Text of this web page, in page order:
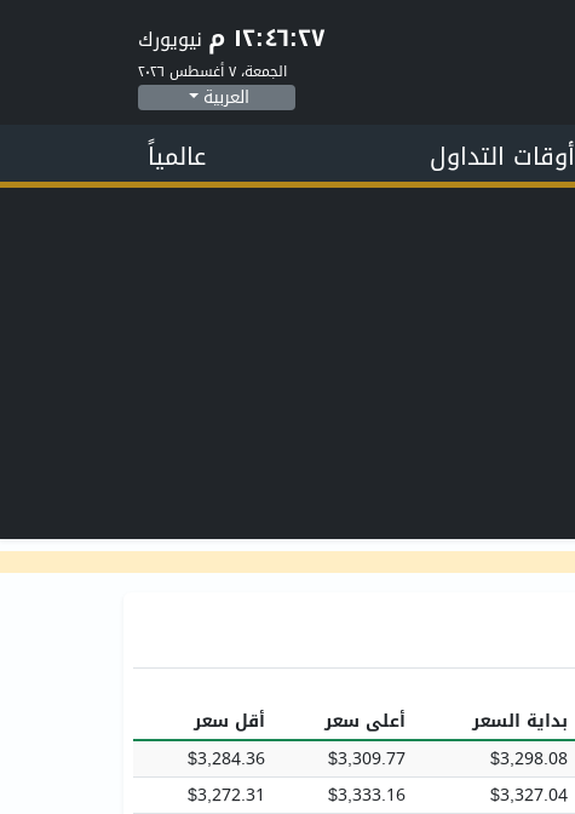
١٢:٤٦:٢٧ م نيويورك
الجمعة، ٧ أغسطس ٢٠٢٦
العربية
أوقات التداول عالمياً
بداية السعر أعلى سعر
أقل سعر
$3,298.08
$3,309.77
$3,284.36
$3,327.04
$3,333.16
$3,272.31